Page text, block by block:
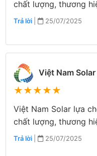
chất lượng, thương
Trả lời | 25/07/2025
Việt Nam Solar
★★★★★
Việt Nam Solar lựa
chất lượng, thương
Trả lời | 25/07/2025